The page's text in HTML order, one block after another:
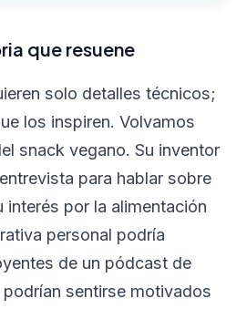
que resuene
solo detalles técnicos;
los inspiren. Volvamos
snack vegano. Su inventor
para hablar sobre
por la alimentación
personal podría
de un pódcast de
podrían sentirse motivados